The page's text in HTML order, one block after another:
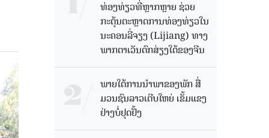
ທ່ອງທ່ຽວທີ່ຫຼາກຫຼາຍ ຊ່ວຍ
ກະຕຸ້ນຕະຫຼາດການທ່ອງທ່ຽວໃນ
ນະຄອນລີ່ຈຽງ (Lijiang) ທາງ
ພາກຕາເວັນຕົກສ່ຽງໃຕ້ຂອງຈີນ
ພາຍໃຕ້ການນໍາພາຂອງພັກ ສື່
ມວນຊົນລາວເຕີບໃຫຍ່ ເຂັ້ມແຂງ
ຢ່າງບໍ່ຢຸດຢັ້ງ